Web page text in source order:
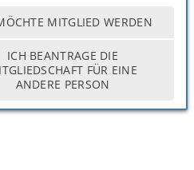
MITGLIED WERDEN
ICH BEANTRAGE DIE
FÜR EINE
ANDERE PERSON